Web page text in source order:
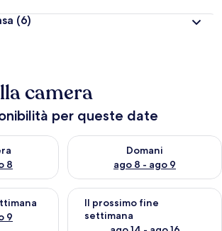
(6)
camera
per queste date
8
per questa sera, ago 7 - ago 8
Domani
ago 8 - ago 9
Verifica la disponibilità per
9
per questo fine settimana, ago 7 - ago
Il prossimo fine
settimana
Verifica la disponibilità per il